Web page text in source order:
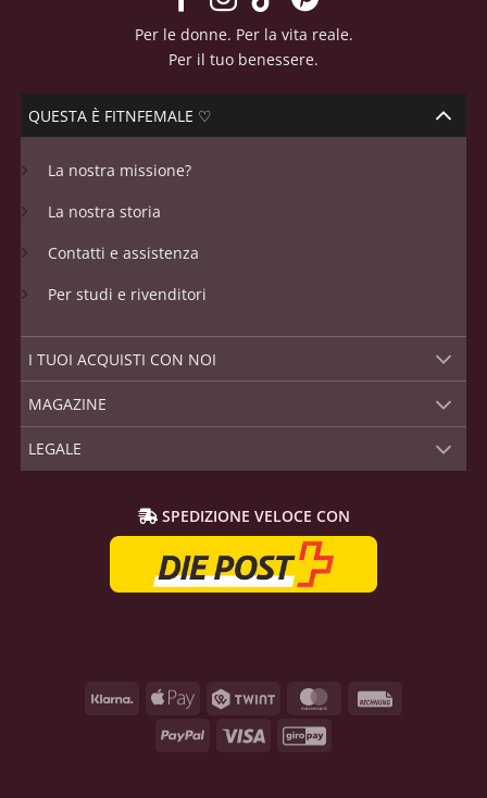
Per le donne. Per la vita reale.
Per il tuo benessere.
QUESTA È FITNFEMALE ♡
La nostra missione?
La nostra storia
Contatti e assistenza
Per studi e rivenditori
I TUOI ACQUISTI CON NOI
MAGAZINE
LEGALE
SPEDIZIONE VELOCE CON
Klarna
Apple
Twint MasterCard
PayPal
Visa GiroPay